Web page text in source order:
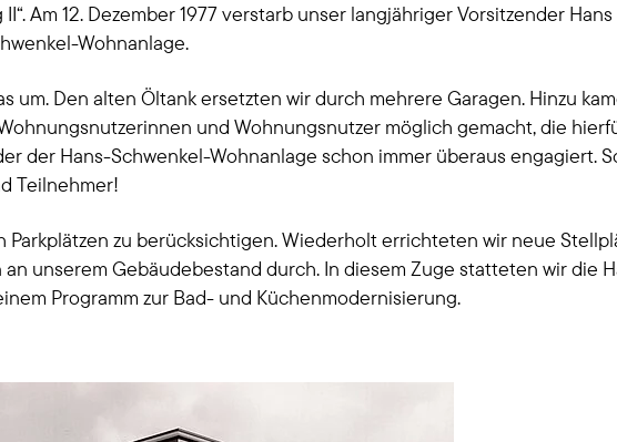
Am 12. Dezember 1977 verstarb unser langjähriger Vorsitzender
Wohnanlage.
Den alten Öltank ersetzten wir durch mehrere Garagen. Hinzu
und Wohnungsnutzer möglich gemacht, die
der Hans-Schwenkel-Wohnanlage schon immer überaus engagiert.
Teilnehmer!
zu berücksichtigen. Wiederholt errichteten wir neue
unserem Gebäudebestand durch. In diesem Zuge statteten wir die
Programm zur Bad- und Küchenmodernisierung.